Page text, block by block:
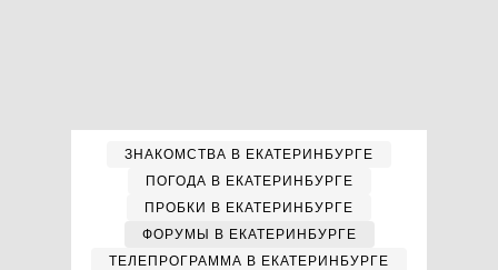
ЗНАКОМСТВА В ЕКАТЕРИНБУРГЕ
ПОГОДА В ЕКАТЕРИНБУРГЕ
ПРОБКИ В ЕКАТЕРИНБУРГЕ
ФОРУМЫ В ЕКАТЕРИНБУРГЕ
ТЕЛЕПРОГРАММА В ЕКАТЕРИНБУРГЕ